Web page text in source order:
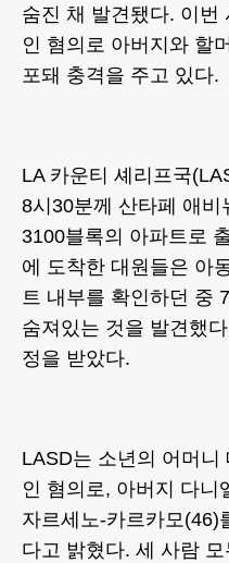
숨진 채 발견됐다. 이번
인 혐의로 아버지와 할
포돼 충격을 주고 있다.
LA 카운티 셰리프국
8시30분께 산타페 애
3100블록의 아파트로
에 도착한 대원들은 아
트 내부를 확인하던 중
숨져있는 것을 발견했
정을 받았다.
LASD는 소년의 어머
인 혐의로, 아버지 다니
자르세노-카르카모(46)
다고 밝혔다. 세 사람